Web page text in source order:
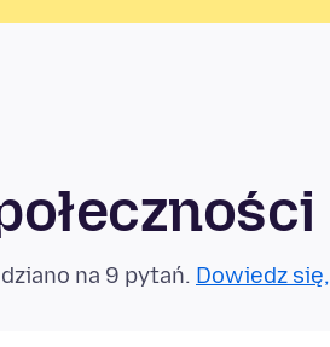
na 9 pytań. Dowiedz